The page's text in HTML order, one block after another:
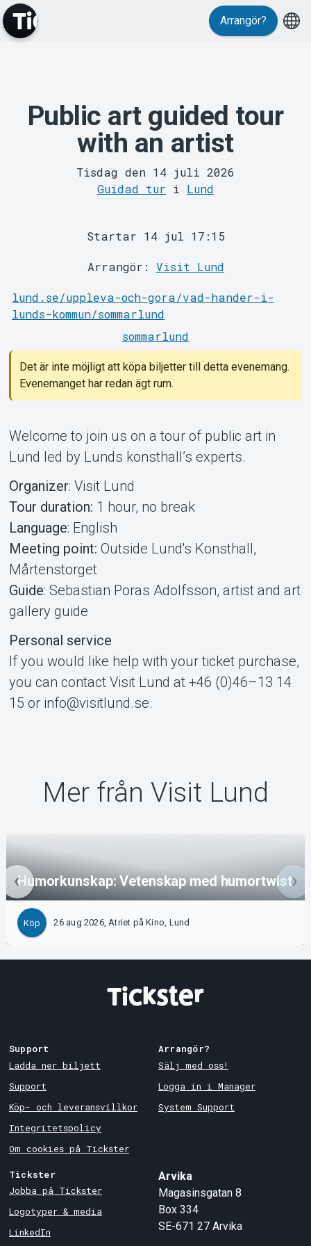
MyTickster
Support
Om Tickster
Arrangör?
Public art guided tour
with an artist
Tisdag den 14 juli 2026
Guidad tur i Lund
Startar 14 jul 17:15
Arrangör: Visit Lund
lund.se/uppleva-och-gora/vad-hander-i-
lunds-kommun/sommarlund
sommarlund
Det är inte möjligt att köpa biljetter till detta evenemang.
Evenemanget har redan ägt rum.
Welcome to join us on a tour of public art in
Lund led by Lunds konsthall’s experts.
Organizer: Visit Lund
Tour duration: 1 hour, no break
Language: English
Meeting point: Outside Lund's Konsthall,
Mårtenstorget
Guide: Sebastian Poras Adolfsson, artist and art
gallery guide
Personal service
If you would like help with your ticket purchase,
you can contact Visit Lund at +46 (0)46–13 14
15 or info@visitlund.se.
Mer från Visit Lund
Humorkunskap: Vetenskap med humortwist
Köp 26 aug 2026, Atriet på Kino, Lund
Support
Ladda ner biljett
Support
Köp- och leveransvillkor
Integritetspolicy
Om cookies på Tickster
Arrangör?
Sälj med oss!
Logga in i Manager
System Support
Tickster
Jobba på Tickster
Logotyper & media
LinkedIn
Arvika
Magasinsgatan 8
Box 334
SE-671 27 Arvika